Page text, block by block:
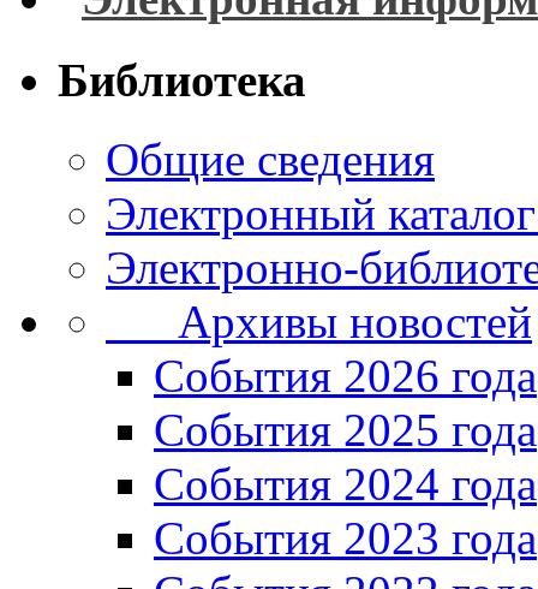
Библиотека
Общие сведения
Электронный
Электронно-
Архивы новостей
Cобытия 2026 года
События 2025 года
События 2024 года
События 2023 года